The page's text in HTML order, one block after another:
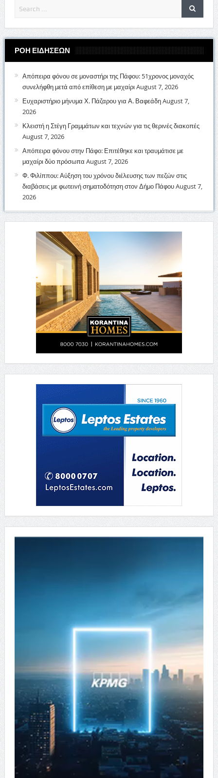
ΡΟΗ ΕΙΔΗΣΕΩΝ
Απόπειρα φόνου σε μοναστήρι της Πάφου: 51χρονος μοναχός
συνελήφθη μετά από επίθεση με μαχαίριAugust 7, 2026
Ευχαριστήριο μήνυμα Χ. Πάζαρου για Α. ΒαφεάδηAugust 7,
2026
Κλειστή η Στέγη Γραμμάτων και τεχνών για τις θερινές διακοπές
August 7, 2026
Απόπειρα φόνου στην Πάφο: Επιτέθηκε και τραυμάτισε με
μαχαίρι δύο πρόσωπα August 7, 2026
Φ. Φιλίππου: Αύξηση του χρόνου διέλευσης των πεζών στις
διαβάσεις με φωτεινή σηματοδότηση στον Δήμο ΠάφουAugust 7,
2026